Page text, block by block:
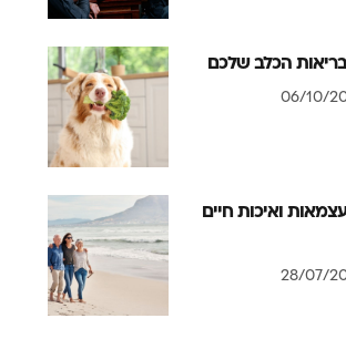
הכלב שלכם
ואיכות חיים